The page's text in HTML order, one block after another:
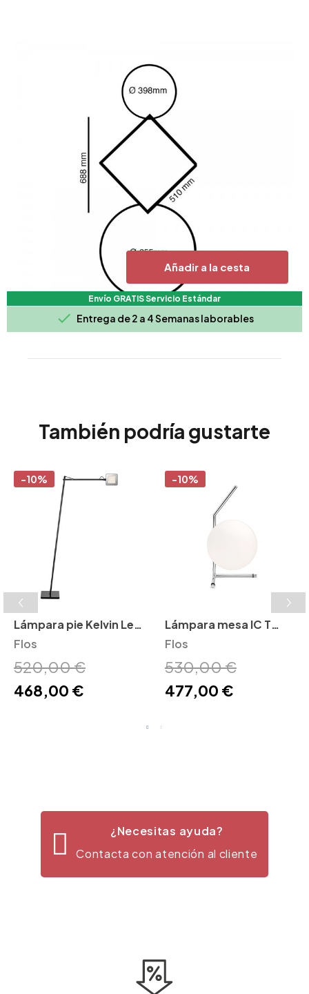
Añadir a la cesta
Envío GRATIS Servicio Estándar
 Entrega de 2 a 4 Semanas laborables
También podría gustarte
-10%
Lámpara pie Kelvin Led
F Flos
Flos
520,00 €
468,00 €
-10%
Lámpara mesa IC T
Flos
Flos
530,00 €
477,00 €
¿Necesitas ayuda?
Contacta con atención al cliente